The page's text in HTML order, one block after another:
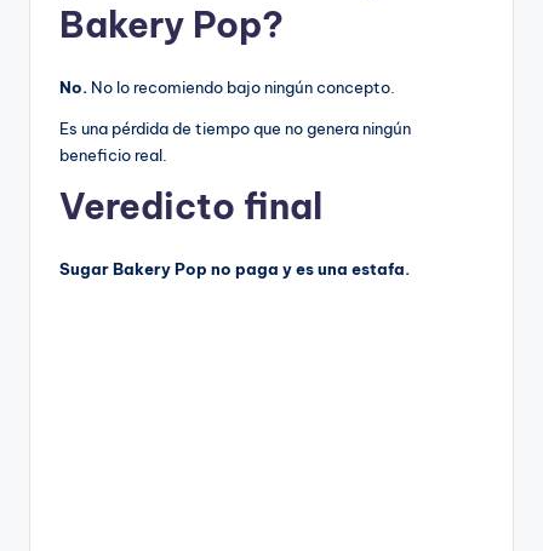
Bakery Pop?
No. No lo recomiendo bajo ningún concepto.
Es una pérdida de tiempo que no genera ningún
beneficio real.
Veredicto final
Sugar Bakery Pop no paga y es una estafa.